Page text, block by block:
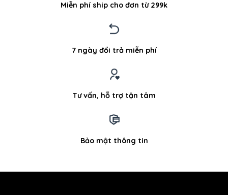
Miễn phí ship cho đơn từ 299k
7 ngày đổi trả miễn phí
Tư vấn, hỗ trợ tận tâm
Bảo mật thông tin